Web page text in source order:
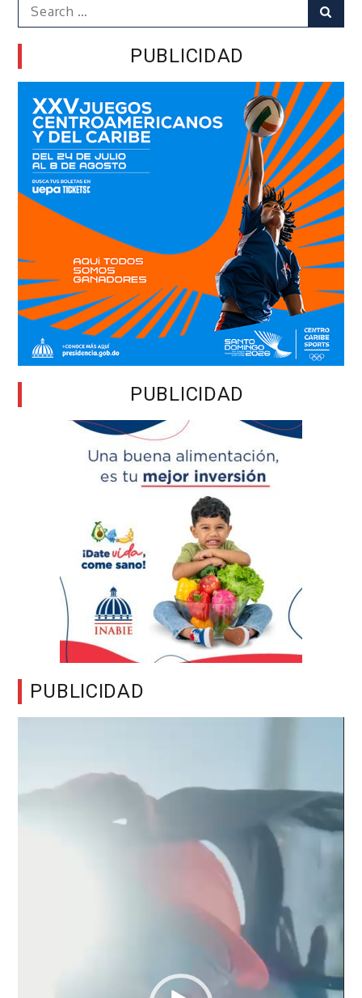
Search
for:
PUBLICIDAD
PUBLICIDAD
PUBLICIDAD